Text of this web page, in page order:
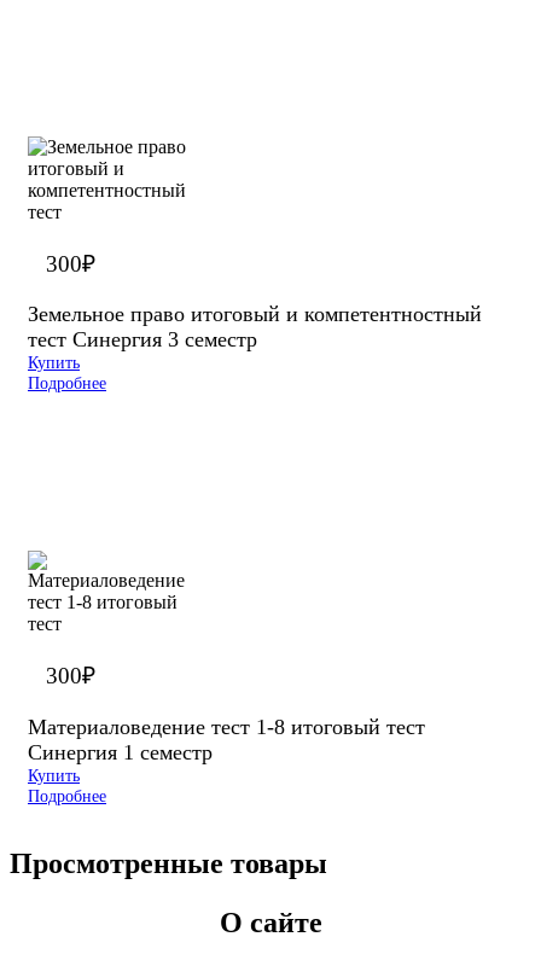
300₽
Земельное право итоговый и компетентностный
тест Синергия 3 семестр
Купить
Подробнее
300₽
Материаловедение тест 1-8 итоговый тест
Синергия 1 семестр
Купить
Подробнее
Просмотренные товары
О сайте